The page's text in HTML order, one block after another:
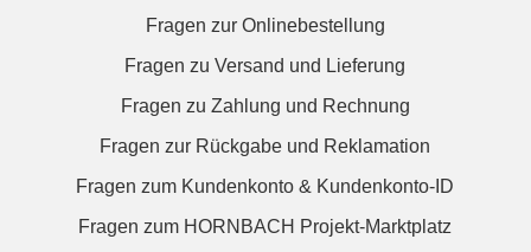
Fragen zur Onlinebestellung
Fragen zu Versand und Lieferung
Fragen zu Zahlung und Rechnung
Fragen zur Rückgabe und Reklamation
Fragen zum Kundenkonto & Kundenkonto-ID
Fragen zum HORNBACH Projekt-Marktplatz